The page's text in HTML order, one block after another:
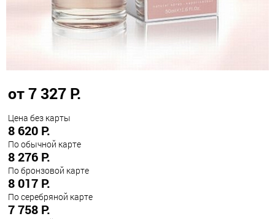
от 7 327 Р.
Цена без карты
8 620 Р.
По обычной карте
8 276 Р.
По бронзовой карте
8 017 Р.
По серебряной карте
7 758 Р.